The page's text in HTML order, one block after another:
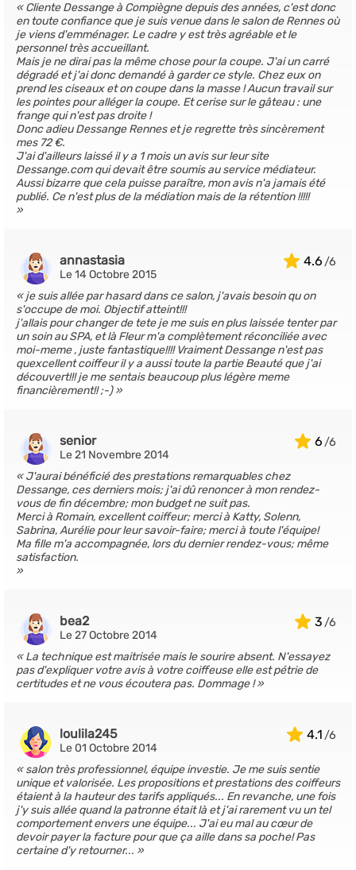
Cliente Dessange à Compiègne depuis des années, c'est donc
en toute confiance que je suis venue dans le salon de Rennes où
je viens d'emménager. Le cadre y est très agréable et le
personnel très accueillant.
Mais je ne dirai pas la même chose pour la coupe. J'ai un carré
dégradé et j'ai donc demandé à garder ce style. Chez eux on
prend les ciseaux et on coupe dans la masse ! Aucun travail sur
les pointes pour alléger la coupe. Et cerise sur le gâteau : une
frange qui n'est pas droite !
Donc adieu Dessange Rennes et je regrette très sincèrement
mes 72 €.
J'ai d'ailleurs laissé il y a 1 mois un avis sur leur site
Dessange.com qui devait être soumis au service médiateur.
Aussi bizarre que cela puisse paraître, mon avis n'a jamais été
publié. Ce n'est plus de la médiation mais de la rétention !!!!!
4.6
annastasia
Le 14 Octobre 2015
je suis allée par hasard dans ce salon, j'avais besoin qu on
s'occupe de moi. Objectif atteint!!!
j'allais pour changer de tete je me suis en plus laissée tenter par
un soin au SPA, et là Fleur m'a complètement réconciliée avec
moi-meme , juste fantastique!!!! Vraiment Dessange n'est pas
quexcellent coiffeur il y a aussi toute la partie Beauté que j'ai
découvert!!! je me sentais beaucoup plus légère meme
financièrement!! ;-)
6
senior
Le 21 Novembre 2014
J'aurai bénéficié des prestations remarquables chez
Dessange, ces derniers mois; j'ai dû renoncer à mon rendez-
vous de fin décembre; mon budget ne suit pas.
Merci à Romain, excellent coiffeur; merci à Katty, Solenn,
Sabrina, Aurélie pour leur savoir-faire; merci à toute l'équipe!
Ma fille m'a accompagnée, lors du dernier rendez-vous; même
satisfaction.
3
bea2
Le 27 Octobre 2014
La technique est maitrisée mais le sourire absent. N'essayez
pas d'expliquer votre avis à votre coiffeuse elle est pétrie de
certitudes et ne vous écoutera pas. Dommage !
4.1
loulila245
Le 01 Octobre 2014
salon très professionnel, équipe investie. Je me suis sentie
unique et valorisée. Les propositions et prestations des coiffeurs
étaient à la hauteur des tarifs appliqués... En revanche, une fois
j'y suis allée quand la patronne était là et j'ai rarement vu un tel
comportement envers une équipe... J'ai eu mal au cœur de
devoir payer la facture pour que ça aille dans sa poche! Pas
certaine d'y retourner...